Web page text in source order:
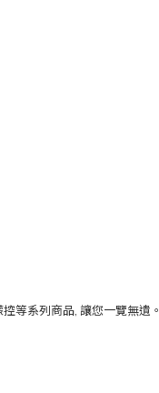
等系列商品, 讓您一覽無遺。